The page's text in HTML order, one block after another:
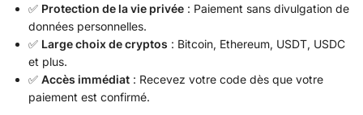
✅ Protection de la vie privée : Paiement sans divulgation de
données personnelles.
✅ Large choix de cryptos : Bitcoin, Ethereum, USDT, USDC
et plus.
✅ Accès immédiat : Recevez votre code dès que votre
paiement est confirmé.